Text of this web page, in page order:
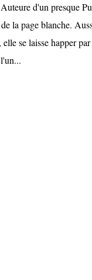
d'un presque
la page blanche.
se laisse happer